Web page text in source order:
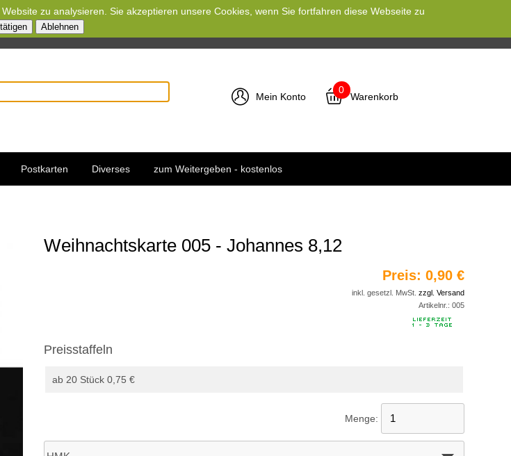
zu analysieren. Sie akzeptieren unsere Cookies, wenn Sie fortfahren diese Webseite zu
Ablehnen
Mein Konto
0
Warenkorb
Postkarten Diverses zum Weitergeben - kostenlos
Weihnachtskarte 005 - Johannes 8,12
Preis: 0,90 €
inkl. gesetzl. MwSt. zzgl. Versand
Artikelnr.: 005
Preisstaffeln
ab 20 Stück 0,75 €
Menge: